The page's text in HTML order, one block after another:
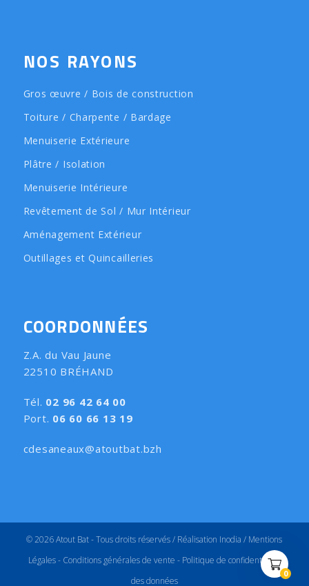
(0)
NOS RAYONS
Gros œuvre / Bois de construction
Toiture / Charpente / Bardage
Menuiserie Extérieure
Plâtre / Isolation
Menuiserie Intérieure
Revêtement de Sol / Mur Intérieur
Aménagement Extérieur
Outillages et Quincailleries
COORDONNÉES
Z.A. du Vau Jaune
22510 BRÉHAND
Tél. 02 96 42 64 00
Port. 06 60 66 13 19
cdesaneaux@atoutbat.bzh
© 2026 Atout Bat - Tous droits réservés / Réalisation Inodia / Mentions
Légales- Conditions générales de vente - Politique de confidentialité
des données